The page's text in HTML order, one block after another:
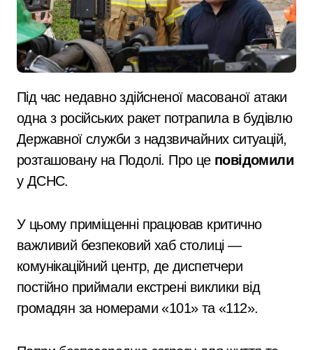
Під час недавно здійсненої масованої атаки
одна з російських ракет потрапила в будівлю
Державної служби з надзвичайних ситуацій,
розташовану на Подолі. Про це повідомили
у ДСНС.
У цьому приміщенні працював критично
важливий безпековий хаб столиці —
комунікаційний центр, де диспетчери
постійно приймали екстрені виклики від
громадян за номерами «101» та «112».